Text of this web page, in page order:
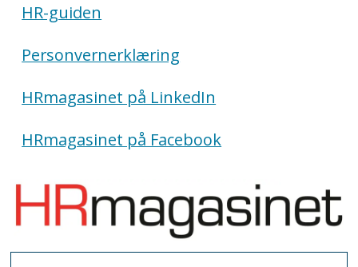
HR-guiden
Personvernerklæring
HRmagasinet på LinkedIn
HRmagasinet på Facebook